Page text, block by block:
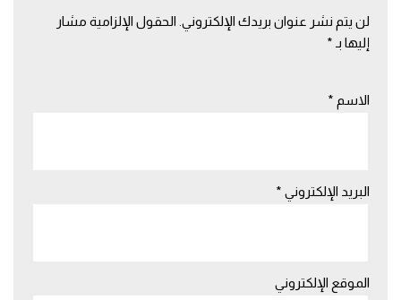
لن يتم نشر عنوان بريدك الإلكتروني. الحقول الإلزامية مشار
إليها بـ *
الاسم *
البريد الإلكتروني *
الموقع الإلكتروني